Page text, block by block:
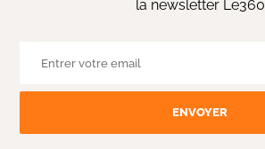
la newsletter Le360
ENVOYER